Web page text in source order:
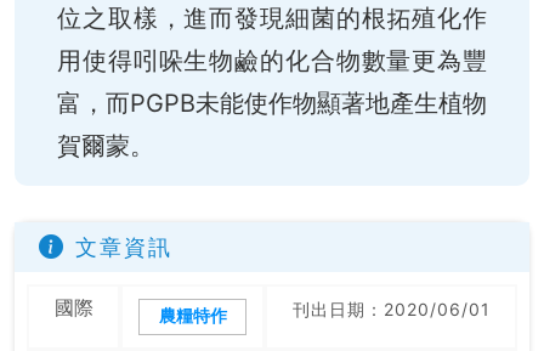
位之取樣，進而發現細菌的根拓殖化作
用使得吲哚生物鹼的化合物數量更為豐
富，而PGPB未能使作物顯著地產生植物
賀爾蒙。
文章資訊
國際 農糧特作 刊出日期：2020/06/01